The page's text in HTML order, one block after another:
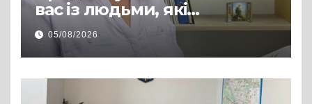
вас із людьми, які
допомагають нашим
захисникам і захисницям
повертатися до цивільного
життя
05/08/2026